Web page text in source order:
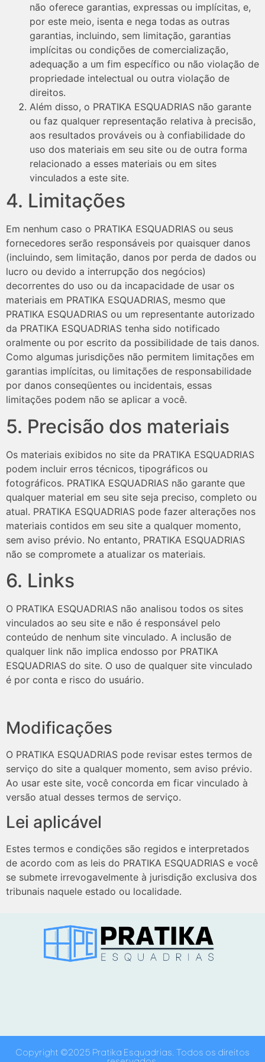
não oferece garantias, expressas ou implícitas, e,
por este meio, isenta e nega todas as outras
garantias, incluindo, sem limitação, garantias
implícitas ou condições de comercialização,
adequação a um fim específico ou não violação de
propriedade intelectual ou outra violação de
direitos.
Além disso, o PRATIKA ESQUADRIAS não garante
ou faz qualquer representação relativa à precisão,
aos resultados prováveis ​​ou à confiabilidade do
uso dos materiais em seu site ou de outra forma
relacionado a esses materiais ou em sites
vinculados a este site.
4. Limitações
Em nenhum caso o PRATIKA ESQUADRIAS ou seus
fornecedores serão responsáveis ​​por quaisquer danos
(incluindo, sem limitação, danos por perda de dados ou
lucro ou devido a interrupção dos negócios)
decorrentes do uso ou da incapacidade de usar os
materiais em PRATIKA ESQUADRIAS, mesmo que
PRATIKA ESQUADRIAS ou um representante autorizado
da PRATIKA ESQUADRIAS tenha sido notificado
oralmente ou por escrito da possibilidade de tais danos.
Como algumas jurisdições não permitem limitações em
garantias implícitas, ou limitações de responsabilidade
por danos conseqüentes ou incidentais, essas
limitações podem não se aplicar a você.
5. Precisão dos materiais
Os materiais exibidos no site da PRATIKA ESQUADRIAS
podem incluir erros técnicos, tipográficos ou
fotográficos. PRATIKA ESQUADRIAS não garante que
qualquer material em seu site seja preciso, completo ou
atual. PRATIKA ESQUADRIAS pode fazer alterações nos
materiais contidos em seu site a qualquer momento,
sem aviso prévio. No entanto, PRATIKA ESQUADRIAS
não se compromete a atualizar os materiais.
6. Links
O PRATIKA ESQUADRIAS não analisou todos os sites
vinculados ao seu site e não é responsável pelo
conteúdo de nenhum site vinculado. A inclusão de
qualquer link não implica endosso por PRATIKA
ESQUADRIAS do site. O uso de qualquer site vinculado
é por conta e risco do usuário.
Modificações
O PRATIKA ESQUADRIAS pode revisar estes termos de
serviço do site a qualquer momento, sem aviso prévio.
Ao usar este site, você concorda em ficar vinculado à
versão atual desses termos de serviço.
Lei aplicável
Estes termos e condições são regidos e interpretados
de acordo com as leis do PRATIKA ESQUADRIAS e você
se submete irrevogavelmente à jurisdição exclusiva dos
tribunais naquele estado ou localidade.
Copyright ©2025 Pratika Esquadrias. Todos os direitos